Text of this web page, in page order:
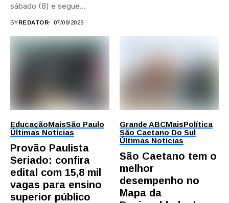
sábado (8) e segue
BYREDATOR 07/08/2026
EducaçãoMaisSão Paulo
Últimas Notícias
Provão Paulista
Seriado: confira
edital com 15,8 mil
vagas para ensino
superior público
Grande ABCMaisPolítica
São Caetano Do Sul
Últimas Notícias
São Caetano tem o
melhor
desempenho no
Mapa da